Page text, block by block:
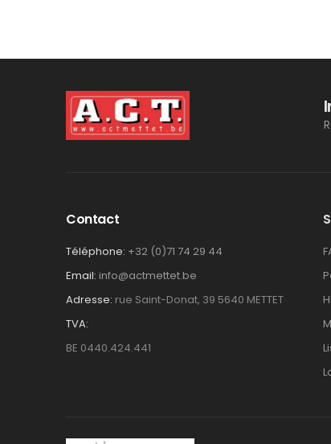
Contact
Téléphone: +32 (0)71 74 29 44
Email: info@actmettet.be
Adresse: rue Saint-Donat, 39 5640 METTET
TVA:
BE 0440.424.441